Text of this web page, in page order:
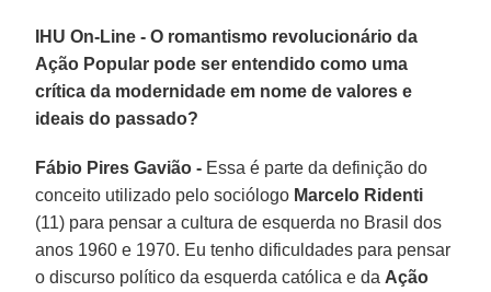
IHU On-Line - O romantismo revolucionário da
Ação Popular pode ser entendido como uma
crítica da modernidade em nome de valores e
ideais do passado?
Fábio Pires Gavião - Essa é parte da definição do
conceito utilizado pelo sociólogo Marcelo Ridenti
(11) para pensar a cultura de esquerda no Brasil dos
anos 1960 e 1970. Eu tenho dificuldades para pensar
o discurso político da esquerda católica e da Ação